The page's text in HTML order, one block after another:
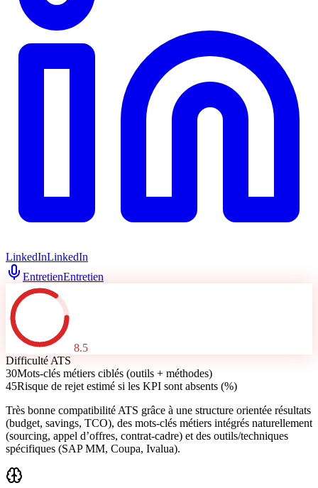
LinkedInLinkedIn
EntretienEntretien
8.5
Difficulté ATS
30Mots-clés métiers ciblés (outils + méthodes)
45Risque de rejet estimé si les KPI sont absents (%)
Très bonne compatibilité ATS grâce à une structure orientée résultats
(budget, savings, TCO), des mots-clés métiers intégrés naturellement
(sourcing, appel d’offres, contrat-cadre) et des outils/techniques
spécifiques (SAP MM, Coupa, Ivalua).